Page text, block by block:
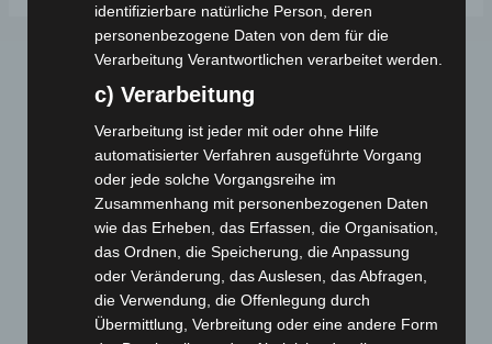
Webseite
Cashback-Aktion
Händler werden
Home
identifizierbare natürliche Person, deren
personenbezogene Daten von dem für die
Verarbeitung Verantwortlichen verarbeitet werden.
c) Verarbeitung
Verarbeitung ist jeder mit oder ohne Hilfe
automatisierter Verfahren ausgeführte Vorgang
oder jede solche Vorgangsreihe im
Zusammenhang mit personenbezogenen Daten
wie das Erheben, das Erfassen, die Organisation,
das Ordnen, die Speicherung, die Anpassung
oder Veränderung, das Auslesen, das Abfragen,
die Verwendung, die Offenlegung durch
Übermittlung, Verbreitung oder eine andere Form